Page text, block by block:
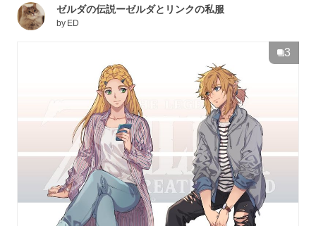
ゼルダの伝説ーゼルダとリンクの私服
by ED
3